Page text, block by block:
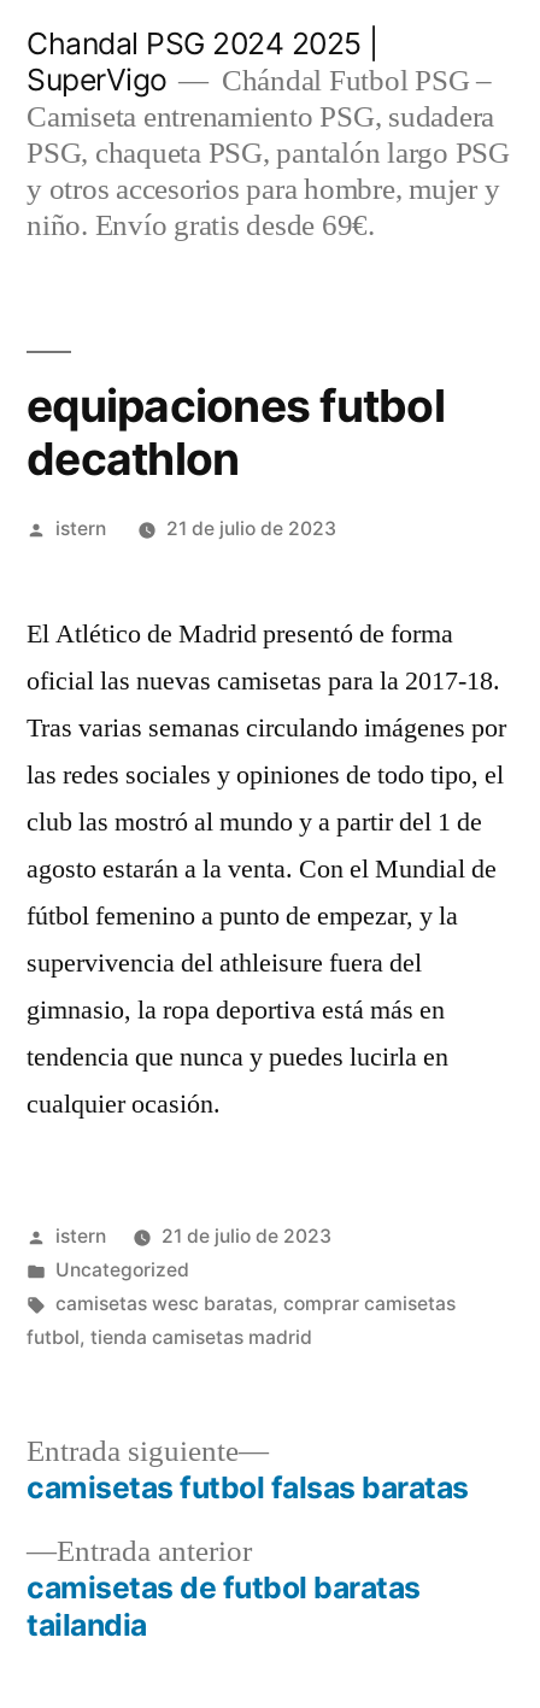
contenido
Chandal PSG 2024 2025 |
SuperVigo
Chándal Futbol PSG –
Camiseta entrenamiento PSG, sudadera
PSG, chaqueta PSG, pantalón largo PSG
y otros accesorios para hombre, mujer y
niño. Envío gratis desde 69€.
equipaciones futbol
decathlon
Publicado
istern 21 de julio de 2023
El Atlético de Madrid presentó de forma
oficial las nuevas camisetas para la 2017-18.
Tras varias semanas circulando imágenes por
las redes sociales y opiniones de todo tipo, el
club las mostró al mundo y a partir del 1 de
agosto estarán a la venta. Con el Mundial de
fútbol femenino a punto de empezar, y la
supervivencia del athleisure fuera del
gimnasio, la ropa deportiva está más en
tendencia que nunca y puedes lucirla en
cualquier ocasión.
Publicado
por
istern
21 de julio de 2023
Publicado
en
Uncategorized
Etiquetas:
camisetas wesc baratas, comprar camisetas
futbol, tienda camisetas madrid
Navegación
de
entradas
Entrada anteriorEntrada
anterior:
camisetas de futbol baratas
tailandia
Entrada siguiente
Entrada
siguiente:
camisetas futbol falsas baratas